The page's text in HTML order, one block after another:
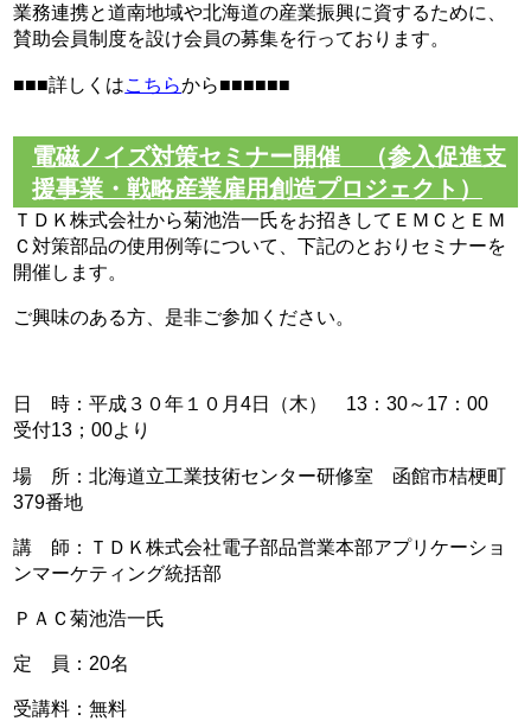
業務連携と道南地域や北海道の産業振興に資するために、
賛助会員制度を設け会員の募集を行っております。
■■■詳しくは こちらから■■■■■■
電磁ノイズ対策セミナー開催 （参入促進支
援事業・戦略産業雇用創造プロジェクト）
ＴＤＫ株式会社から菊池浩一氏をお招きしてＥＭＣとＥＭ
Ｃ対策部品の使用例等について、下記のとおりセミナーを
開催します。
ご興味のある方、是非ご参加ください。
日 時：平成３０年１０月4日（木） 13：30～17：00
受付13；00より
場 所：北海道立工業技術センター研修室 函館市桔梗町
379番地
講 師：ＴＤＫ株式会社電子部品営業本部アプリケーショ
ンマーケティング統括部
ＰＡＣ菊池浩一氏
定 員：20名
受講料：無料